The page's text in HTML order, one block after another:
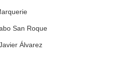
San Roque
Álvarez